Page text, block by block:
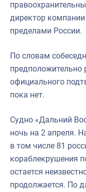
директор
пределами России.
По словам
предположительно
официального
пока нет.
Судно «Дальний
ночь на 2 апреля.
в том числе 81
кораблекрушения
остается
продолжается. По